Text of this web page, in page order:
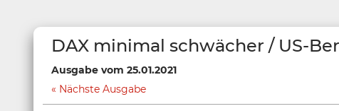
DAX minimal schwächer / US-
Ausgabe vom 25.01.2021
Nächste Ausgabe